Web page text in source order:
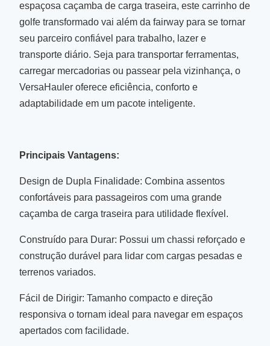
espaçosa caçamba de carga traseira, este carrinho de
golfe transformado vai além da fairway para se tornar
seu parceiro confiável para trabalho, lazer e
transporte diário. Seja para transportar ferramentas,
carregar mercadorias ou passear pela vizinhança, o
VersaHauler oferece eficiência, conforto e
adaptabilidade em um pacote inteligente.
Principais Vantagens:
Design de Dupla Finalidade: Combina assentos
confortáveis para passageiros com uma grande
caçamba de carga traseira para utilidade flexível.
Construído para Durar: Possui um chassi reforçado e
construção durável para lidar com cargas pesadas e
terrenos variados.
Fácil de Dirigir: Tamanho compacto e direção
responsiva o tornam ideal para navegar em espaços
apertados com facilidade.